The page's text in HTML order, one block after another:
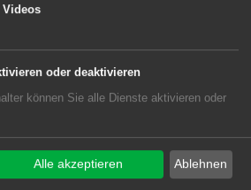
oder deaktivieren
können Sie alle Dienste aktivieren oder
Ablehnen
Alle akzeptieren